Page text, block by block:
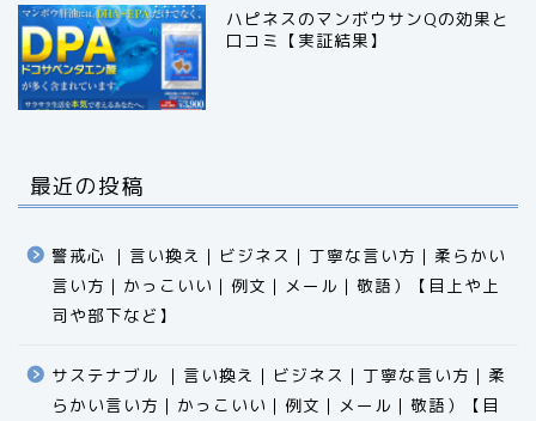
ハピネスのマンボウサンQの効果と
口コミ【実証結果】
最近の投稿
警戒心 ｜言い換え｜ビジネス｜丁寧な言い方｜柔らかい
言い方｜かっこいい｜例文｜メール｜敬語）【目上や上
司や部下など】​​​​​​​​​​​​​​​​
サステナブル ｜言い換え｜ビジネス｜丁寧な言い方｜柔
らかい言い方｜かっこいい｜例文｜メール｜敬語）【目
食品